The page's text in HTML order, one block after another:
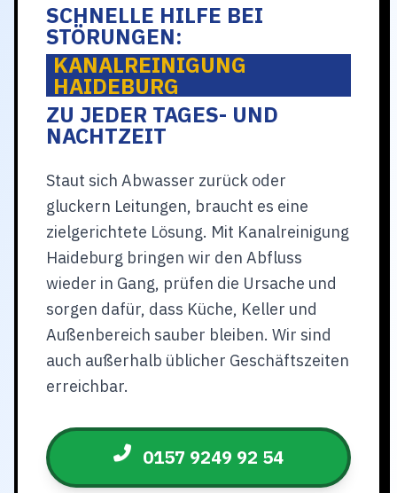
SCHNELLE HILFE BEI
STÖRUNGEN:
KANALREINIGUNG
HAIDEBURG
ZU JEDER TAGES- UND
NACHTZEIT
Staut sich Abwasser zurück oder
gluckern Leitungen, braucht es eine
zielgerichtete Lösung. Mit Kanalreinigung
Haideburg bringen wir den Abfluss
wieder in Gang, prüfen die Ursache und
sorgen dafür, dass Küche, Keller und
Außenbereich sauber bleiben. Wir sind
auch außerhalb üblicher Geschäftszeiten
erreichbar.
0157 9249 92 54